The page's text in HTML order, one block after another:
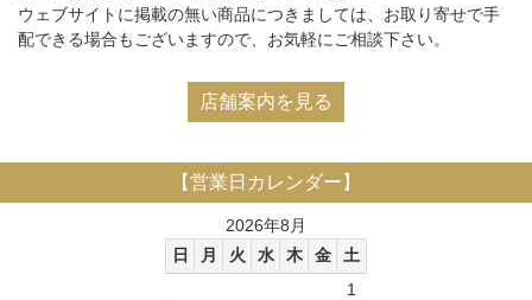
ウェブサイトに掲載の無い商品につきましては、お取り寄せで手
配できる場合もございますので、お気軽にご相談下さい。
店舗案内を見る
【営業日カレンダー】
2026年8月
日
月 火 水 木 金
土
1